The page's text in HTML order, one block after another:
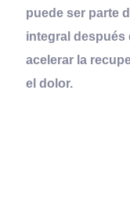
puede ser parte
integral después
acelerar la
el dolor.